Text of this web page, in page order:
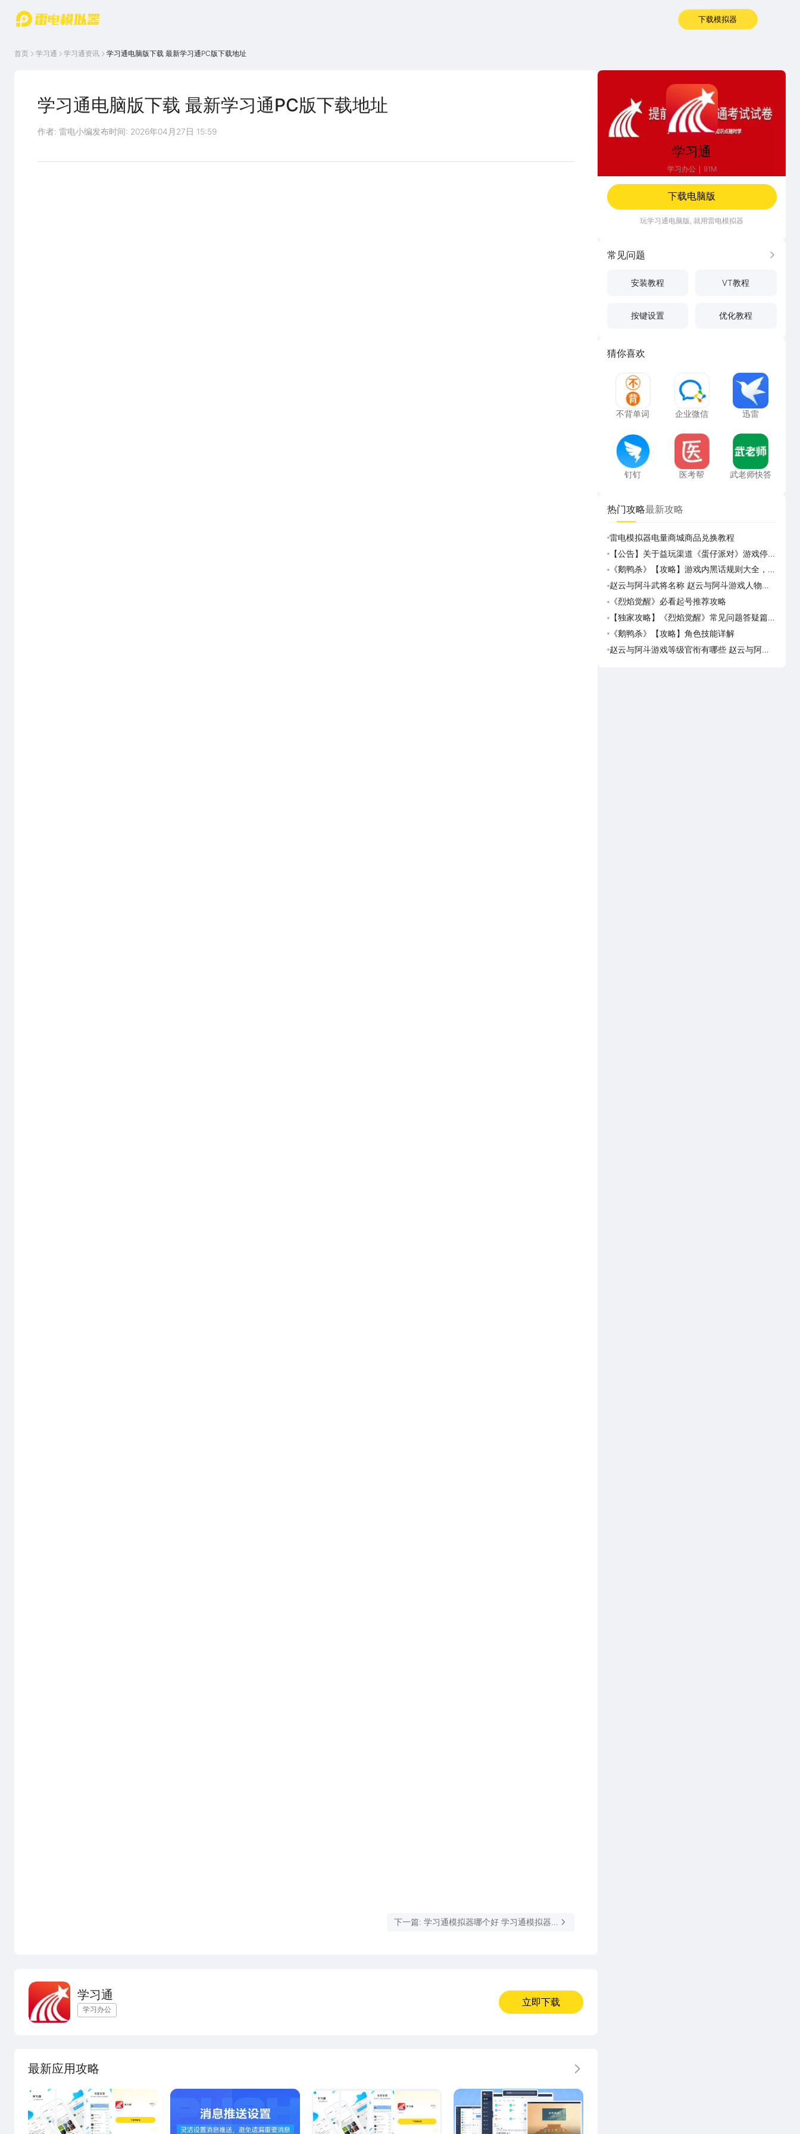
首页
游戏中
心
雷电圈
WIKI
下载模拟器
首页 学习通 学习通资讯 学习通电脑版下载 最新学习通PC版下载地址
学习通电脑版下载 最新学习通PC版下载地址
作者: 雷电小编发布时间: 2026年04月27日 15:59
下一篇: 学习通模拟器哪个好 学习通模拟器
学习通
学习办公
立即下载
最新应用攻略 更多
学习通
学习通
学习办公 91M
下载电脑版
玩学习通电脑版, 就用雷电模拟器
常见问题 更多
安装教程 VT教程
按键设置 优化教程
猜你喜欢
不背单词
不背单词
企业微信
企业微信
迅雷
迅雷
钉钉
钉钉
医考帮
医考帮
武老师快答
武老师快答
热门攻略最新攻略
雷电模拟器电量商城商品兑换教程
【公告】关于益玩渠道《蛋仔派对》游戏停运
转移通知
《鹅鸭杀》【攻略】游戏内黑话规则大全，萌
新速看
赵云与阿斗武将名称 赵云与阿斗游戏人物名
字大全
《烈焰觉醒》必看起号推荐攻略
【独家攻略】《烈焰觉醒》常见问题答疑篇第
一期
《鹅鸭杀》【攻略】角色技能详解
赵云与阿斗游戏等级官衔有哪些 赵云与阿斗